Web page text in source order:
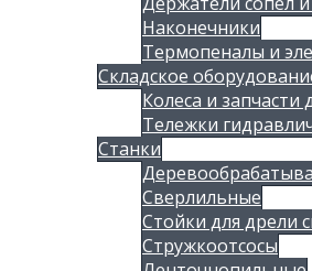
Наконечники
Термопеналы и
Складское
Колеса и запчасти
Тележки
Станки
Сверлильные
Стойки для дрели
Стружкоотсосы